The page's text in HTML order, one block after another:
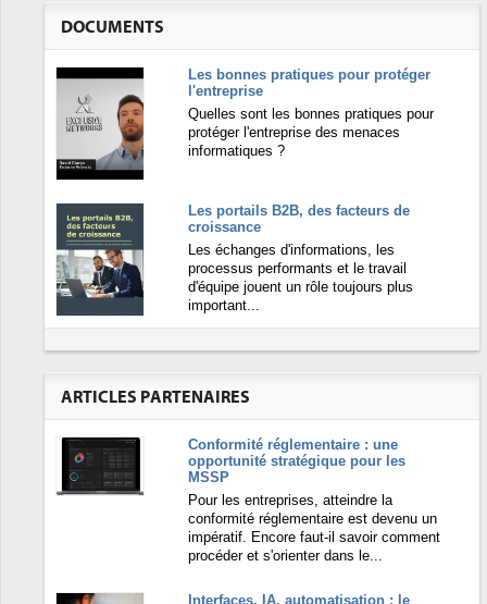
DOCUMENTS
Les bonnes pratiques pour protéger
l'entreprise
Quelles sont les bonnes pratiques pour
protéger l'entreprise des menaces
informatiques ?
Les portails B2B, des facteurs de
croissance
Les échanges d'informations, les
processus performants et le travail
d'équipe jouent un rôle toujours plus
important...
ARTICLES PARTENAIRES
Conformité réglementaire : une
opportunité stratégique pour les
MSSP
Pour les entreprises, atteindre la
conformité réglementaire est devenu un
impératif. Encore faut-il savoir comment
procéder et s'orienter dans le...
Interfaces, IA, automatisation : le